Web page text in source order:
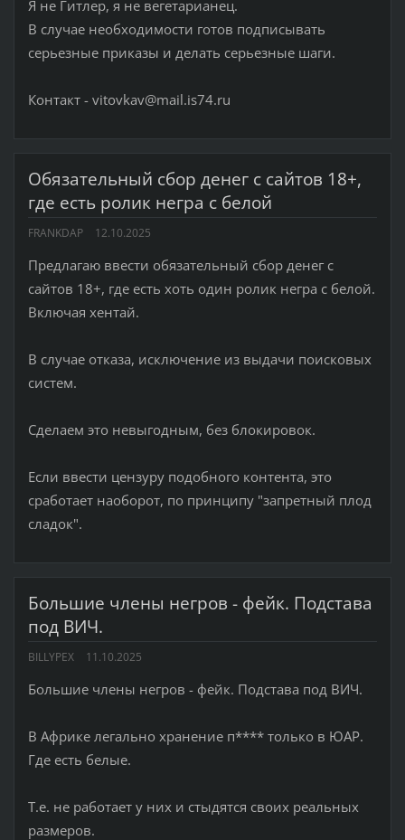
Я не Гитлер, я не вегетарианец.
В случае необходимости готов подписывать
серьезные приказы и делать серьезные шаги.
Контакт - vitovkav@mail.is74.ru
Обязательный сбор денег с сайтов 18+,
где есть ролик негра с белой
FRANKDAP 12.10.2025
Предлагаю ввести обязательный сбор денег с
сайтов 18+, где есть хоть один ролик негра с белой.
Включая хентай.
В случае отказа, исключение из выдачи поисковых
систем.
Сделаем это невыгодным, без блокировок.
Если ввести цензуру подобного контента, это
сработает наоборот, по принципу "запретный плод
сладок".
Большие члены негров - фейк. Подстава
под ВИЧ.
BILLYPEX 11.10.2025
Большие члены негров - фейк. Подстава под ВИЧ.
В Африке легально хранение п**** только в ЮАР.
Где есть белые.
Т.е. не работает у них и стыдятся своих реальных
размеров.